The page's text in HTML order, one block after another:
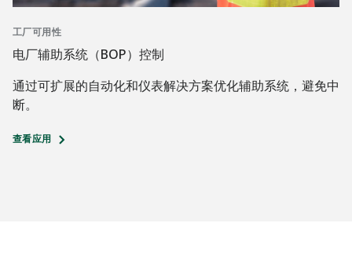
工厂可用性
电厂辅助系统（BOP）控制
通过可扩展的自动化和仪表解决方案优化辅助系统，避免中
断。
查看应用